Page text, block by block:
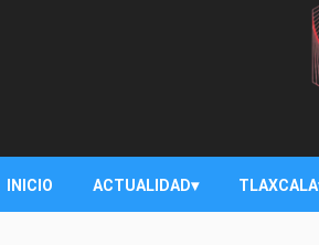
INICIO ACTUALIDAD TLAXCALA